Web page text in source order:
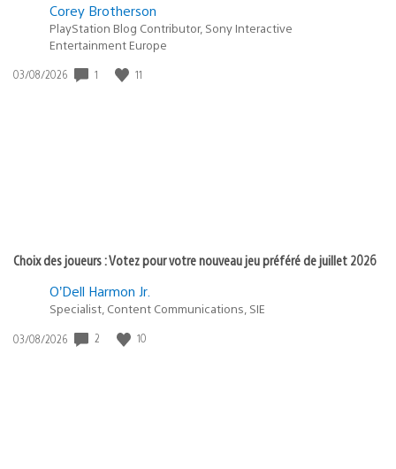
Corey Brotherson
PlayStation Blog Contributor, Sony Interactive
Entertainment Europe
Date
03/08/2026 1 11
Choix des joueurs : Votez pour votre nouveau jeu préféré de juillet 2026
O’Dell Harmon Jr.
Specialist, Content Communications, SIE
Date
03/08/2026 2 10